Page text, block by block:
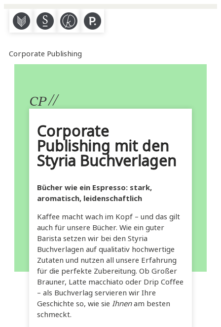
M S K P
Corporate Publishing
CP//
Corporate
Publishing mit den
Styria Buchverlagen
Bücher wie ein Espresso: stark,
aromatisch, leidenschaftlich
Kaffee macht wach im Kopf – und das gilt
auch für unsere Bücher. Wie ein guter
Barista setzen wir bei den Styria
Buchverlagen auf qualitativ hochwertige
Zutaten und nutzen all unsere Erfahrung
für die perfekte Zubereitung. Ob Großer
Brauner, Latte macchiato oder Drip Coffee
– als Buchverlag servieren wir Ihre
Geschichte so, wie sieIhnenam besten
schmeckt.